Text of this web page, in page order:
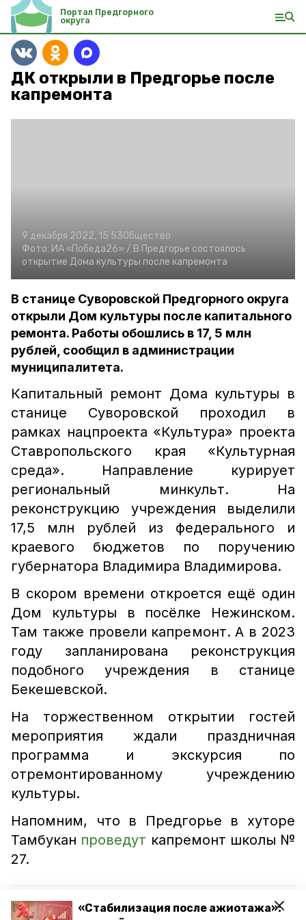
«Стабилизация после ажиотажа»:
Портал Предгорного
округа
ДК открыли в Предгорье после
капремонта
9 декабря 2022, 15:53Общество
Фото: ИА «Победа26» / В Предгорье состоялось
открытие Дома культуры после капремонта
В станице Суворовской Предгорного округа
открыли Дом культуры после капитального
ремонта. Работы обошлись в 17, 5 млн
рублей, сообщил в администрации
муниципалитета.
Капитальный ремонт Дома культуры в
станице Суворовской проходил в
рамках нацпроекта «Культура» проекта
Ставропольского края «Культурная
среда». Направление курирует
региональный минкульт. На
реконструкцию учреждения выделили
17,5 млн рублей из федерального и
краевого бюджетов по поручению
губернатора Владимира Владимирова.
В скором времени откроется ещё один
Дом культуры в посёлке Нежинском.
Там также провели капремонт. А в 2023
году запланирована реконструкция
подобного учреждения в станице
Бекешевской.
На торжественном открытии гостей
мероприятия ждали праздничная
программа и экскурсия по
отремонтированному учреждению
культуры.
Напомним, что в Предгорье в хуторе
Тамбукан проведут капремонт школы №
27.
Читайте также: